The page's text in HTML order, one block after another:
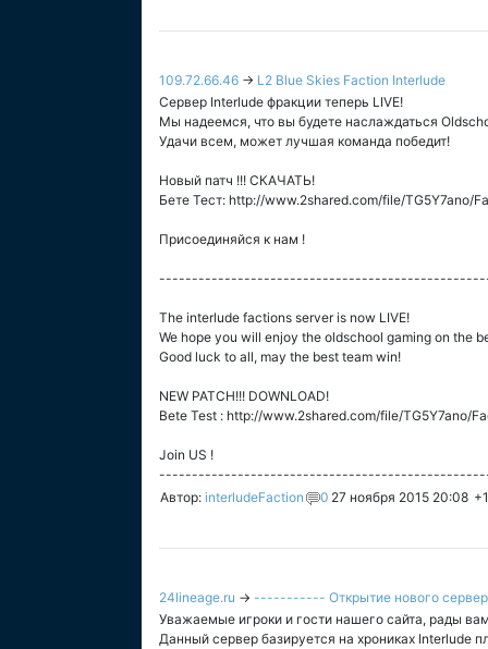
109.72.66.46 → L2 Blue Skies Faction Interlude
Сервер Interlude фракции теперь LIVE!
Мы надеемся, что вы будете наслаждаться
Удачи всем, может лучшая команда победит!
Новый патч !!! СКАЧАТЬ!
Бете Тест: http://www.2shared.com/file/TG5Y7ano/
Присоединяйся к нам !
The interlude factions server is now LIVE!
We hope you will enjoy the oldschool gaming on the
Good luck to all, may the best team win!
NEW PATCH!!! DOWNLOAD!
Bete Test : http://www.2shared.com/file/TG5Y7ano/
Join US !
Автор: interludeFaction 0 27 ноября 2015 20:08 +1
24lineage.ru → ----------- Открытие нового
Уважаемые игроки и гости нашего сайта, рады
Данный сервер базируется на хрониках